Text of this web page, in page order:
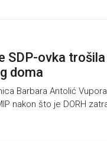
SDP-ovka
doma
Barbara Antolić
nakon što je DORH